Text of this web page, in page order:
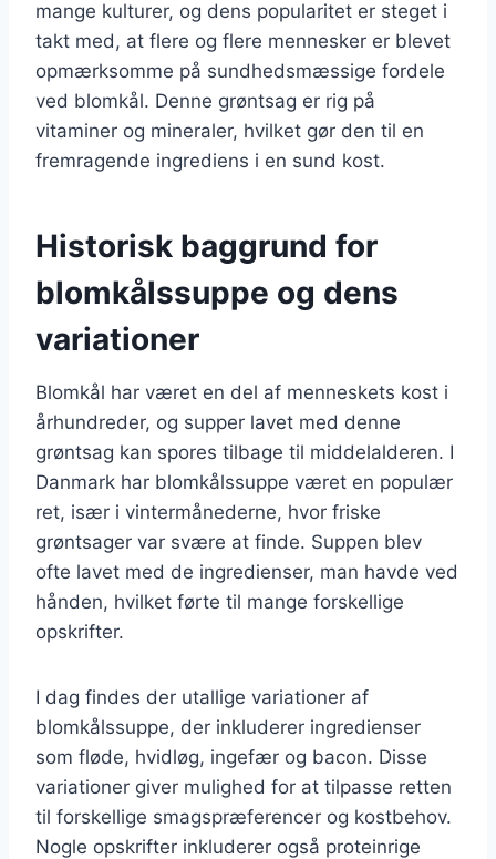
mange kulturer, og dens popularitet er steget i
takt med, at flere og flere mennesker er blevet
opmærksomme på sundhedsmæssige fordele
ved blomkål. Denne grøntsag er rig på
vitaminer og mineraler, hvilket gør den til en
fremragende ingrediens i en sund kost.
Historisk baggrund for
blomkålssuppe og dens
variationer
Blomkål har været en del af menneskets kost i
århundreder, og supper lavet med denne
grøntsag kan spores tilbage til middelalderen. I
Danmark har blomkålssuppe været en populær
ret, især i vintermånederne, hvor friske
grøntsager var svære at finde. Suppen blev
ofte lavet med de ingredienser, man havde ved
hånden, hvilket førte til mange forskellige
opskrifter.
I dag findes der utallige variationer af
blomkålssuppe, der inkluderer ingredienser
som fløde, hvidløg, ingefær og bacon. Disse
variationer giver mulighed for at tilpasse retten
til forskellige smagspræferencer og kostbehov.
Nogle opskrifter inkluderer også proteinrige